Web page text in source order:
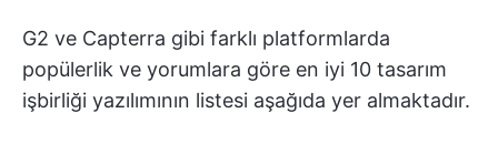
G2 ve Capterra gibi farklı platformlarda
popülerlik ve yorumlara göre en iyi 10 tasarım
işbirliği yazılımının listesi aşağıda yer almaktadır.